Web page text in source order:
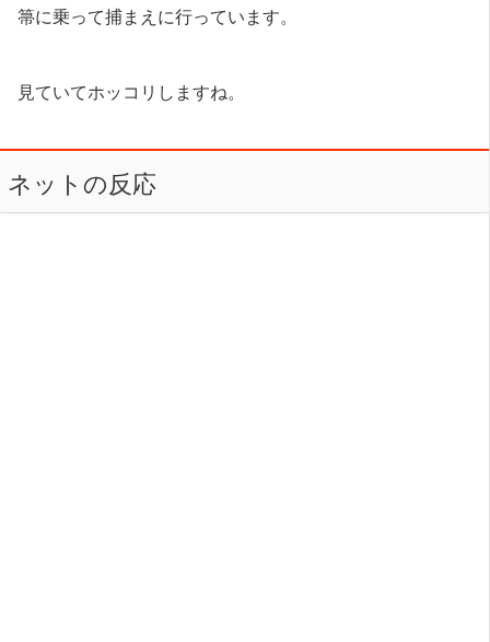
箒に乗って捕まえに行っています。
見ていてホッコリしますね。
ネットの反応